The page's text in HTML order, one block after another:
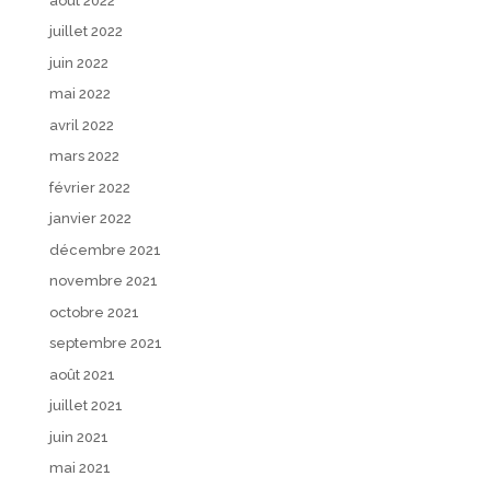
juillet 2022
juin 2022
mai 2022
avril 2022
mars 2022
février 2022
janvier 2022
décembre 2021
novembre 2021
octobre 2021
septembre 2021
août 2021
juillet 2021
juin 2021
mai 2021